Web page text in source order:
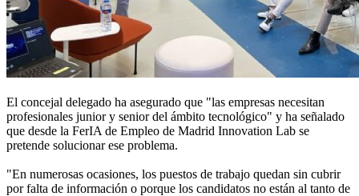
El concejal delegado ha asegurado que "las empresas necesitan
profesionales junior y senior del ámbito tecnológico" y ha señalado
que desde la FerIA de Empleo de Madrid Innovation Lab se
pretende solucionar ese problema.
"En numerosas ocasiones, los puestos de trabajo quedan sin cubrir
por falta de información o porque los candidatos no están al tanto de